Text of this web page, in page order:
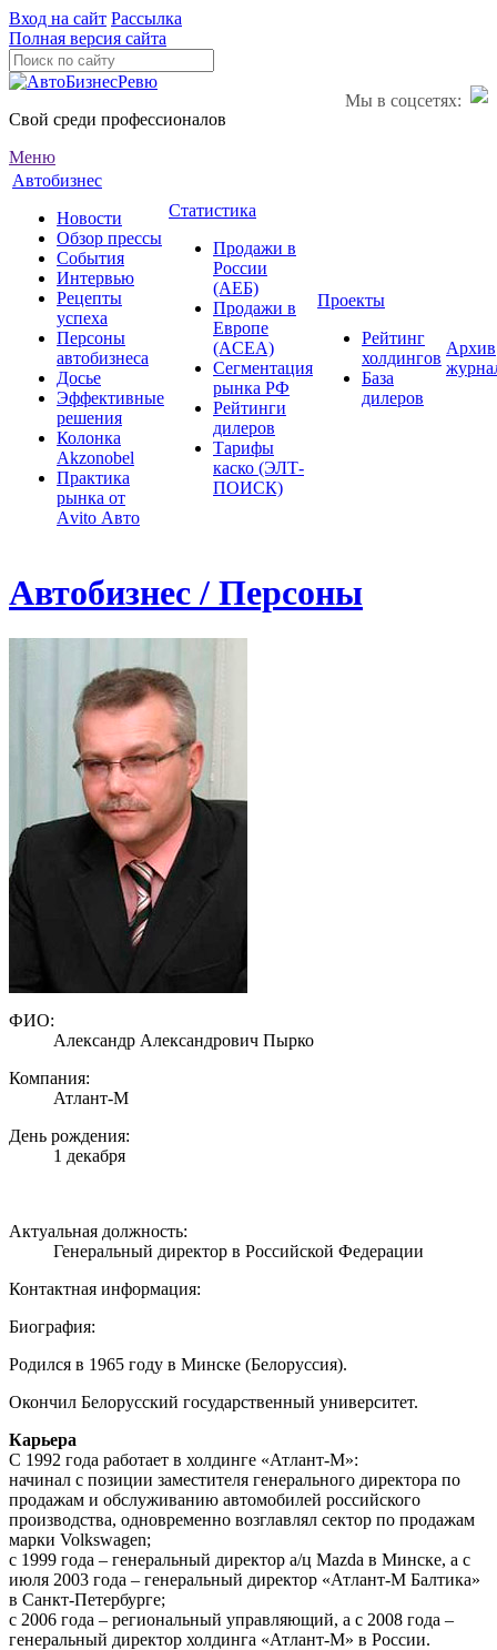
Вход на сайт Рассылка
Полная версия сайта
Мы в соцсетях:
Свой среди профессионалов
Меню
Автобизнес
Новости
Обзор прессы
События
Интервью
Рецепты
успеха
Персоны
автобизнеса
Досье
Эффективные
решения
Колонка
Akzonobel
Практика
рынка от
Аvito Авто
Статистика
Продажи в
России
(АЕБ)
Продажи в
Европе
(ACEA)
Сегментация
рынка РФ
Рейтинги
дилеров
Тарифы
каско (ЭЛТ-
ПОИСК)
Проекты
Рейтинг
холдингов
База
дилеров
Архив
Автобизнес / Персоны
ФИО:
Александр Александрович Пырко
Компания:
Атлант-М
День рождения:
1 декабря
Актуальная должность:
Генеральный директор в Российской Федерации
Контактная информация:
Биография:
Родился в 1965 году в Минске (Белоруссия).
Окончил Белорусский государственный университет.
Карьера
С 1992 года работает в холдинге «Атлант-М»:
начинал с позиции заместителя генерального директора по
продажам и обслуживанию автомобилей российского
производства, одновременно возглавлял сектор по продажам
марки Volkswagen;
с 1999 года – генеральный директор а/ц Mazda в Минске, а с
июля 2003 года – генеральный директор «Атлант-М Балтика»
в Санкт-Петербурге;
с 2006 года – региональный управляющий, а с 2008 года –
генеральный директор холдинга «Атлант-М» в России.